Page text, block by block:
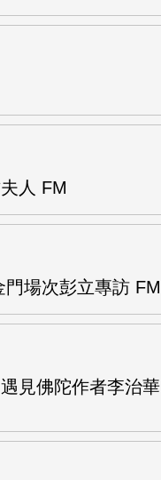
人 FM
場次彭立專訪 FM
見佛陀作者李治華